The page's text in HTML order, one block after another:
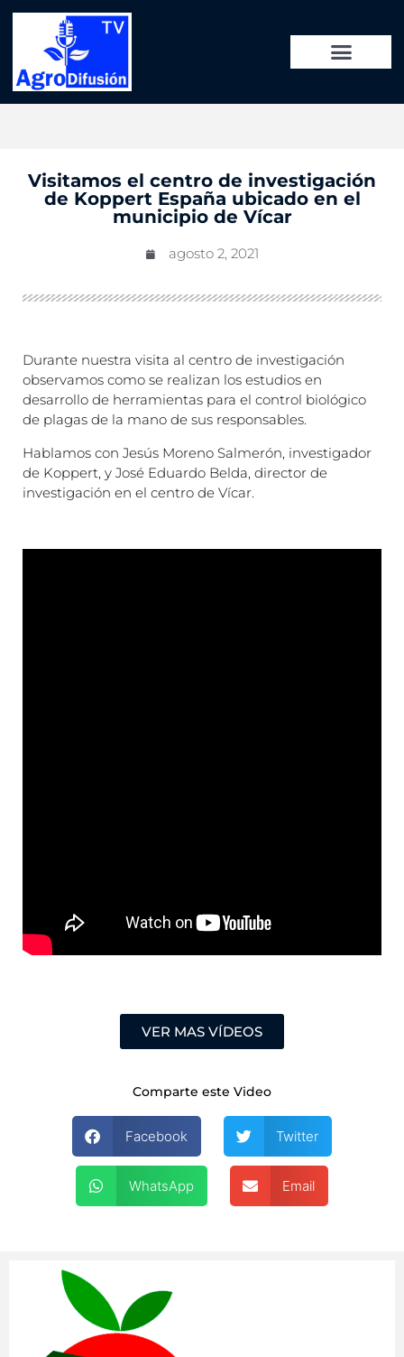
Visitamos el centro de investigación
de Koppert España ubicado en el
municipio de Vícar
agosto 2, 2021
Durante nuestra visita al centro de investigación
observamos como se realizan los estudios en
desarrollo de herramientas para el control biológico
de plagas de la mano de sus responsables.
Hablamos con Jesús Moreno Salmerón, investigador
de Koppert, y José Eduardo Belda, director de
investigación en el centro de Vícar.
VER MAS VÍDEOS
Comparte este Video
Facebook Twitter
WhatsApp Email